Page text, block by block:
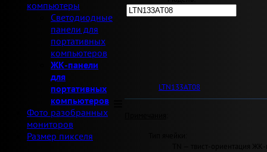
компьютеры
Светодиодные
панели для
портативных
компьютеров
ЖК-панели
для
портативных
компьютеров
Фото разобранных
мониторов
Размер пикселя
LTN133AT08
TN — твист-ориентация